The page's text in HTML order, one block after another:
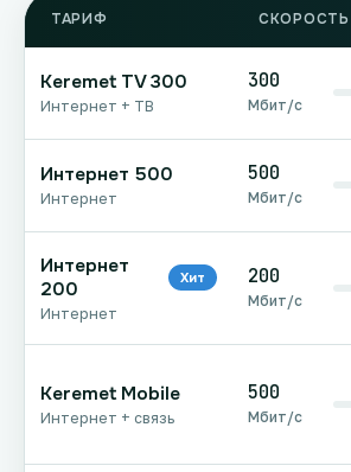
ТАРИФ СКОРОСТЬ
Keremet TV 300
Интернет + ТВ
300
Мбит/с
Интернет 500
Интернет
500
Мбит/с
Интернет
200
Хит
Интернет
200
Мбит/с
Keremet Mobile
Интернет + связь
500
Мбит/с